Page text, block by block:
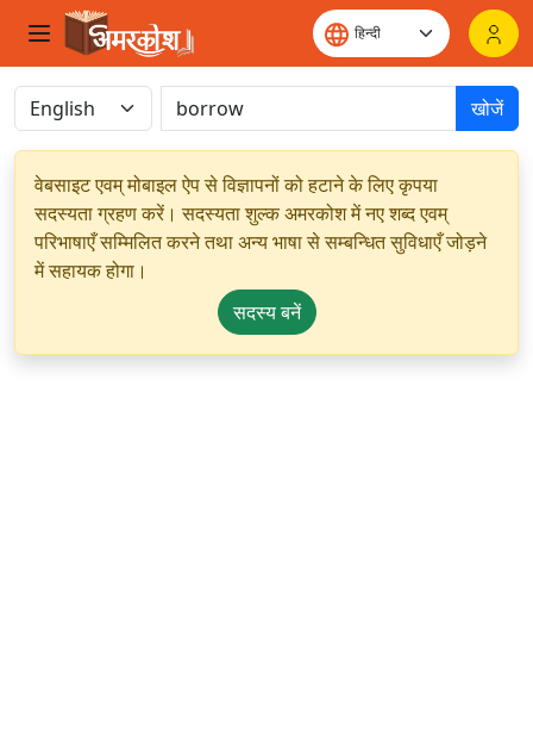
खोजें
वेबसाइट एवम् मोबाइल ऐप से विज्ञापनों को हटाने के लिए कृपया
सदस्यता ग्रहण करें। सदस्यता शुल्क अमरकोश में नए शब्द एवम्
परिभाषाएँ सम्मिलित करने तथा अन्य भाषा से सम्बन्धित सुविधाएँ जोड़ने
में सहायक होगा।
सदस्य बनें